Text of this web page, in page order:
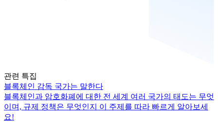
관련 특집
블록체인 감독 국가는 말한다
블록체인과 암호화폐에 대한 전 세계 여러 국가의 태도는 무엇
이며, 규제 정책은 무엇인지 이 주제를 따라 빠르게 알아보세
요!